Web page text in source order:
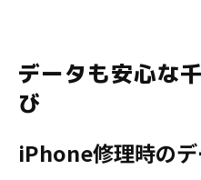
データも安心な
び
iPhone修理時の